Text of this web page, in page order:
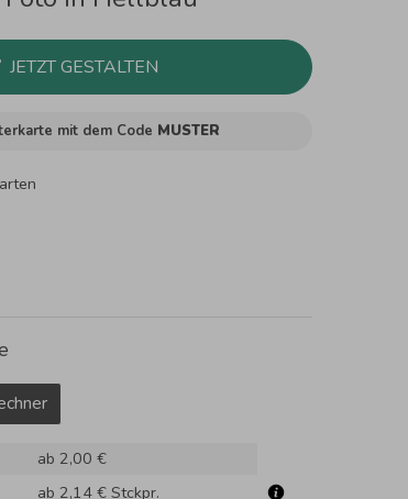
JETZT GESTALTEN
mit dem Code MUSTER
ab 2,00 €
ab 2,14 € Stckpr.